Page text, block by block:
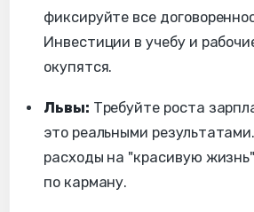
фиксируйте все
Инвестиции в учебу и
окупятся.
Львы: Требуйте роста
это реальными
расходы на "красивую
по карману.